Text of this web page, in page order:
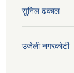
सुनिल ढकाल
उजेली नगरकोटी